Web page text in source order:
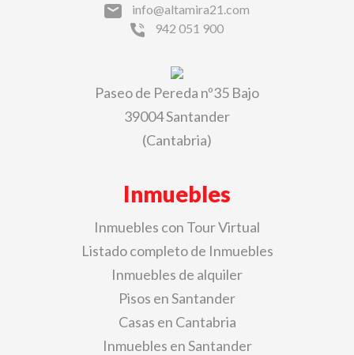
info@altamira21.com
942 051 900
Paseo de Pereda nº35 Bajo
39004 Santander
(Cantabria)
Inmuebles
Inmuebles con Tour Virtual
Listado completo de Inmuebles
Inmuebles de alquiler
Pisos en Santander
Casas en Cantabria
Inmuebles en Santander